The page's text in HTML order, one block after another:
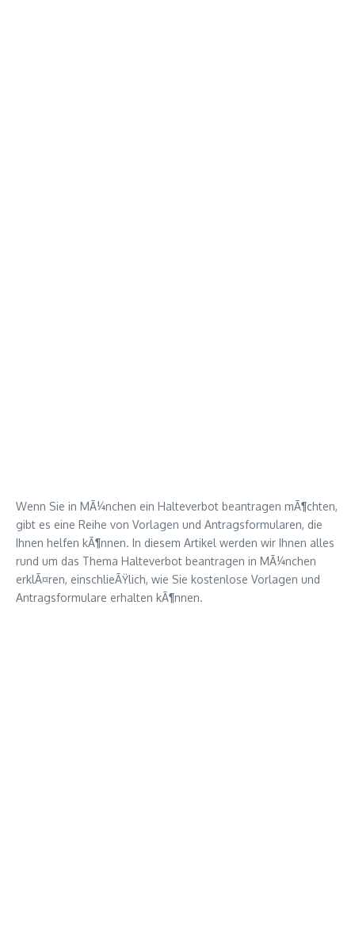
Wenn Sie in MÃ¼nchen ein Halteverbot beantragen mÃ¶chten,
gibt es eine Reihe von Vorlagen und Antragsformularen, die
Ihnen helfen kÃ¶nnen. In diesem Artikel werden wir Ihnen alles
rund um das Thema Halteverbot beantragen in MÃ¼nchen
erklÃ¤ren, einschlieÃŸlich, wie Sie kostenlose Vorlagen und
Antragsformulare erhalten kÃ¶nnen.